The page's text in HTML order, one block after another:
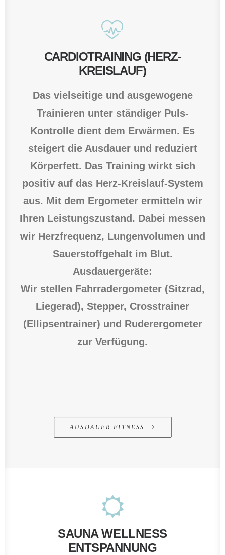
CARDIOTRAINING (HERZ-
KREISLAUF)
Das vielseitige und ausgewogene
Trainieren unter ständiger Puls-
Kontrolle dient dem Erwärmen. Es
steigert die Ausdauer und reduziert
Körperfett. Das Training wirkt sich
positiv auf das Herz-Kreislauf-System
aus. Mit dem Ergometer ermitteln wir
Ihren Leistungszustand. Dabei messen
wir Herzfrequenz, Lungenvolumen und
Sauerstoffgehalt im Blut.
Ausdauergeräte:
Wir stellen Fahrradergometer (Sitzrad,
Liegerad), Stepper, Crosstrainer
(Ellipsentrainer) und Ruderergometer
zur Verfügung.
AUSDAUER FITNESS
SAUNA WELLNESS
ENTSPANNUNG